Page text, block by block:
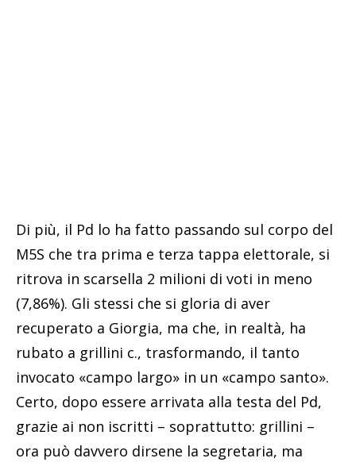
Di più, il Pd lo ha fatto passando sul corpo del
M5S che tra prima e terza tappa elettorale, si
ritrova in scarsella 2 milioni di voti in meno
(7,86%). Gli stessi che si gloria di aver
recuperato a Giorgia, ma che, in realtà, ha
rubato a grillini c., trasformando, il tanto
invocato «campo largo» in un «campo santo».
Certo, dopo essere arrivata alla testa del Pd,
grazie ai non iscritti – soprattutto: grillini –
ora può davvero dirsene la segretaria, ma